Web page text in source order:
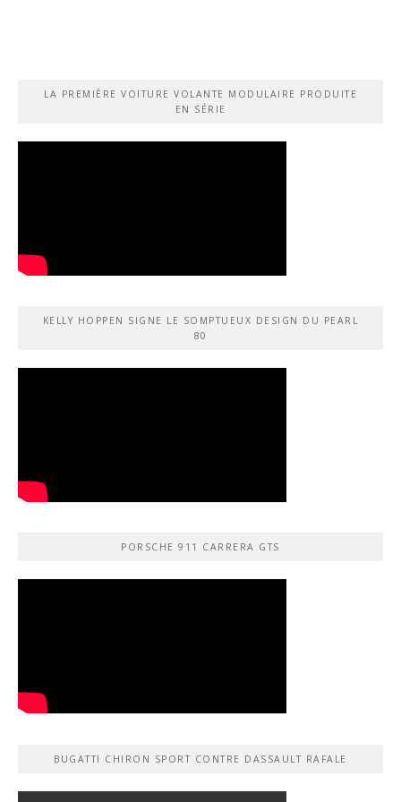
LA PREMIÈRE VOITURE VOLANTE MODULAIRE PRODUITE
EN SÉRIE
KELLY HOPPEN SIGNE LE SOMPTUEUX DESIGN DU PEARL
80
PORSCHE 911 CARRERA GTS
BUGATTI CHIRON SPORT CONTRE DASSAULT RAFALE